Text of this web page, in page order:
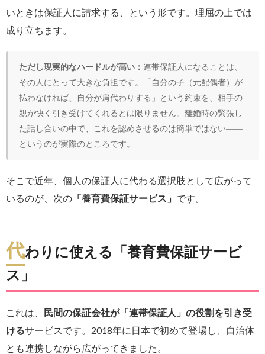
いときは保証人に請求する、という形です。理屈の上では
成り立ちます。
ただし現実的なハードルが高い： 連帯保証人になることは、
その人にとって大きな負担です。「自分の子（元配偶者）が
払わなければ、自分が肩代わりする」という約束を、相手の
親が快く引き受けてくれるとは限りません。離婚時の緊張し
た話し合いの中で、これを認めさせるのは簡単ではない――
というのが実際のところです。
そこで近年、個人の保証人に代わる選択肢として広がって
いるのが、次の 「養育費保証サービス」 です。
代わりに使える「養育費保証サービ
ス」
これは、 民間の保証会社が「連帯保証人」の役割を引き受
けるサービスです。2018年に日本で初めて登場し、自治体
とも連携しながら広がってきました。